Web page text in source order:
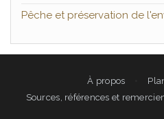
Pêche et préservation de
À propos
Sources, références et